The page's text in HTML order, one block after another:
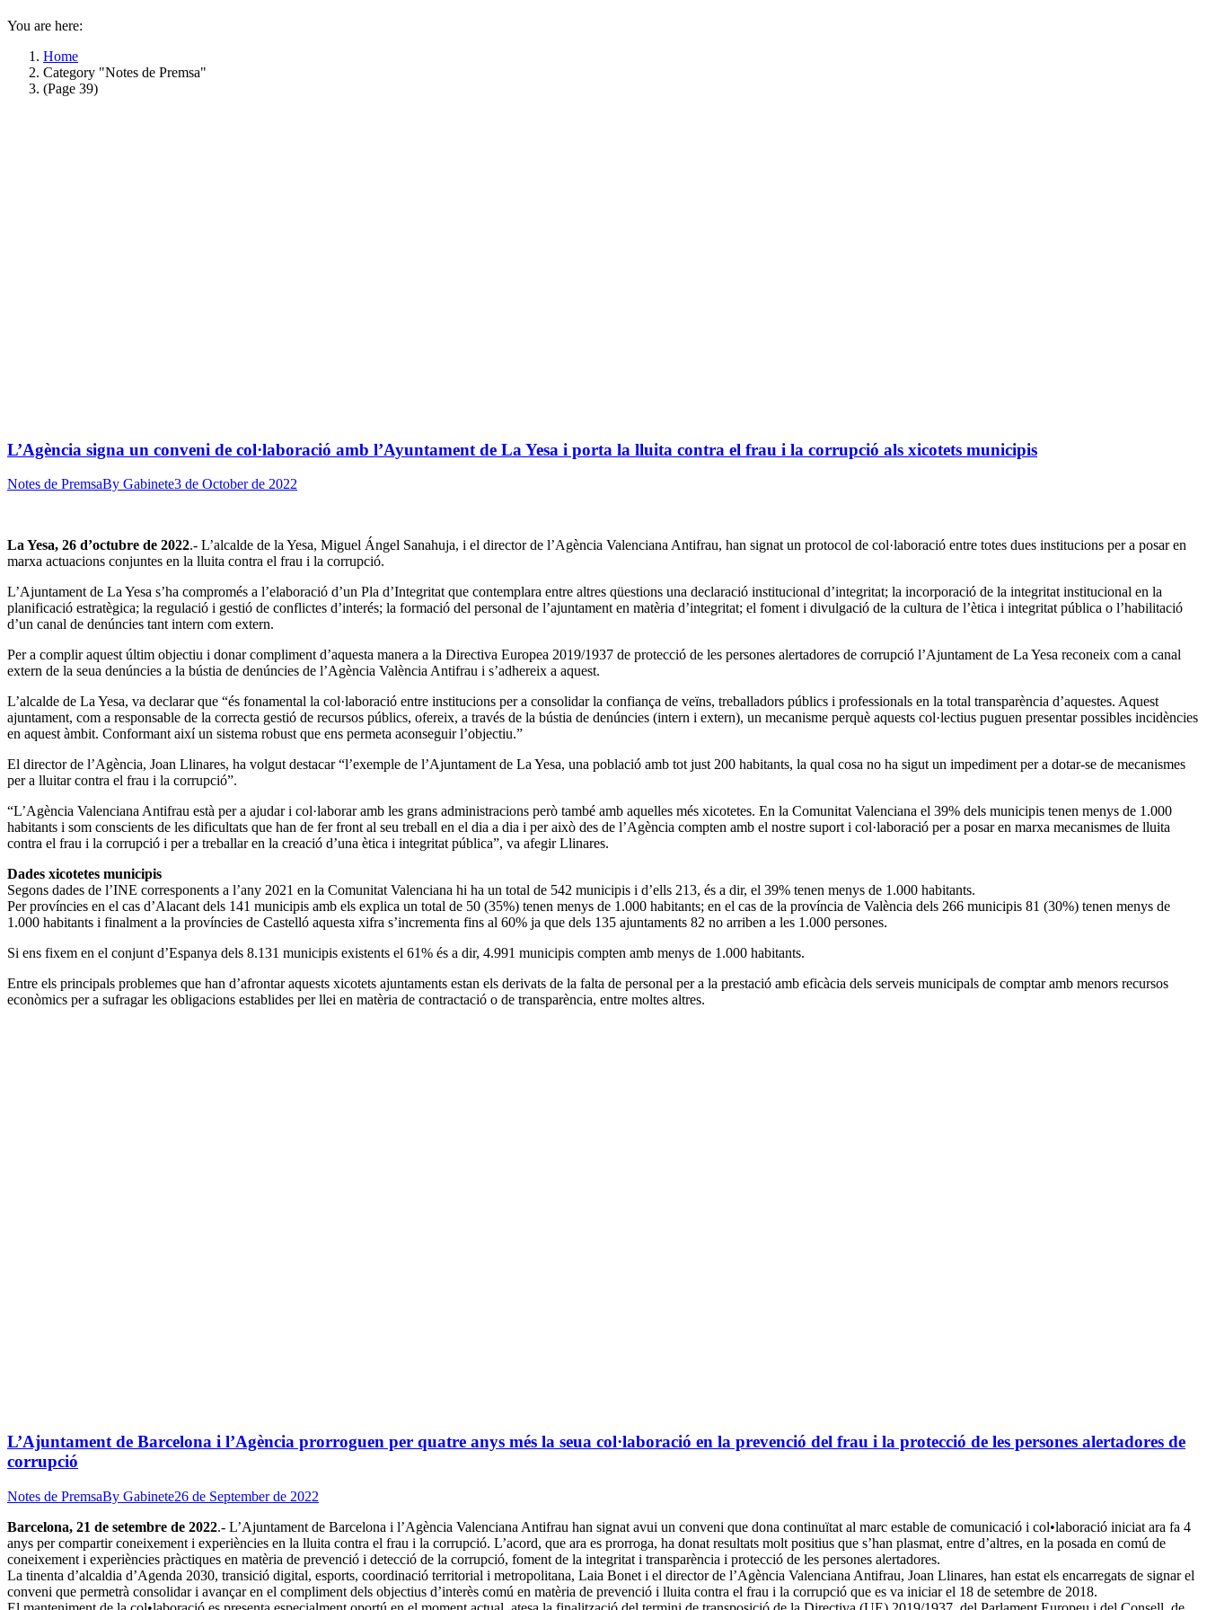
You are here:
Home
Category "Notes de Premsa"
(Page 39)
L’Agència signa un conveni de col·laboració amb l’Ayuntament de La Yesa i porta la lluita contra el frau i la corrupció als xicotets municipis
Notes de PremsaBy Gabinete3 de October de 2022
La Yesa, 26 d’octubre de 2022.- L’alcalde de la Yesa, Miguel Ángel Sanahuja, i el director de l’Agència Valenciana Antifrau, han signat un protocol de col·laboració entre totes dues institucions per a posar en
marxa actuacions conjuntes en la lluita contra el frau i la corrupció.
L’Ajuntament de La Yesa s’ha compromés a l’elaboració d’un Pla d’Integritat que contemplara entre altres qüestions una declaració institucional d’integritat; la incorporació de la integritat institucional en la
planificació estratègica; la regulació i gestió de conflictes d’interés; la formació del personal de l’ajuntament en matèria d’integritat; el foment i divulgació de la cultura de l’ètica i integritat pública o l’habilitació
d’un canal de denúncies tant intern com extern.
Per a complir aquest últim objectiu i donar compliment d’aquesta manera a la Directiva Europea 2019/1937 de protecció de les persones alertadores de corrupció l’Ajuntament de La Yesa reconeix com a canal
extern de la seua denúncies a la bústia de denúncies de l’Agència València Antifrau i s’adhereix a aquest.
L’alcalde de La Yesa, va declarar que “és fonamental la col·laboració entre institucions per a consolidar la confiança de veïns, treballadors públics i professionals en la total transparència d’aquestes. Aquest
ajuntament, com a responsable de la correcta gestió de recursos públics, ofereix, a través de la bústia de denúncies (intern i extern), un mecanisme perquè aquests col·lectius puguen presentar possibles incidències
en aquest àmbit. Conformant així un sistema robust que ens permeta aconseguir l’objectiu.”
El director de l’Agència, Joan Llinares, ha volgut destacar “l’exemple de l’Ajuntament de La Yesa, una població amb tot just 200 habitants, la qual cosa no ha sigut un impediment per a dotar-se de mecanismes
per a lluitar contra el frau i la corrupció”.
“L’Agència Valenciana Antifrau està per a ajudar i col·laborar amb les grans administracions però també amb aquelles més xicotetes. En la Comunitat Valenciana el 39% dels municipis tenen menys de 1.000
habitants i som conscients de les dificultats que han de fer front al seu treball en el dia a dia i per això des de l’Agència compten amb el nostre suport i col·laboració per a posar en marxa mecanismes de lluita
contra el frau i la corrupció i per a treballar en la creació d’una ètica i integritat pública”, va afegir Llinares.
Dades xicotetes municipis
Segons dades de l’INE corresponents a l’any 2021 en la Comunitat Valenciana hi ha un total de 542 municipis i d’ells 213, és a dir, el 39% tenen menys de 1.000 habitants.
Per províncies en el cas d’Alacant dels 141 municipis amb els explica un total de 50 (35%) tenen menys de 1.000 habitants; en el cas de la província de València dels 266 municipis 81 (30%) tenen menys de
1.000 habitants i finalment a la províncies de Castelló aquesta xifra s’incrementa fins al 60% ja que dels 135 ajuntaments 82 no arriben a les 1.000 persones.
Si ens fixem en el conjunt d’Espanya dels 8.131 municipis existents el 61% és a dir, 4.991 municipis compten amb menys de 1.000 habitants.
Entre els principals problemes que han d’afrontar aquests xicotets ajuntaments estan els derivats de la falta de personal per a la prestació amb eficàcia dels serveis municipals de comptar amb menors recursos
econòmics per a sufragar les obligacions establides per llei en matèria de contractació o de transparència, entre moltes altres.
L’Ajuntament de Barcelona i l’Agència prorroguen per quatre anys més la seua col·laboració en la prevenció del frau i la protecció de les persones alertadores de
corrupció
Notes de PremsaBy Gabinete26 de September de 2022
Barcelona, 21 de setembre de 2022.- L’Ajuntament de Barcelona i l’Agència Valenciana Antifrau han signat avui un conveni que dona continuïtat al marc estable de comunicació i col•laboració iniciat ara fa 4
anys per compartir coneixement i experiències en la lluita contra el frau i la corrupció. L’acord, que ara es prorroga, ha donat resultats molt positius que s’han plasmat, entre d’altres, en la posada en comú de
coneixement i experiències pràctiques en matèria de prevenció i detecció de la corrupció, foment de la integritat i transparència i protecció de les persones alertadores.
La tinenta d’alcaldia d’Agenda 2030, transició digital, esports, coordinació territorial i metropolitana, Laia Bonet i el director de l’Agència Valenciana Antifrau, Joan Llinares, han estat els encarregats de signar el
conveni que permetrà consolidar i avançar en el compliment dels objectius d’interès comú en matèria de prevenció i lluita contra el frau i la corrupció que es va iniciar el 18 de setembre de 2018.